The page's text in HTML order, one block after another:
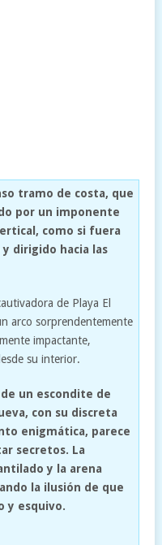
tramo de costa, que
por un imponente
como si fuera
dirigido hacia las
de Playa El
arco sorprendentemente
impactante,
su interior.
un escondite de
con su discreta
enigmática, parece
secretos. La
y la arena
la ilusión de que
y esquivo.